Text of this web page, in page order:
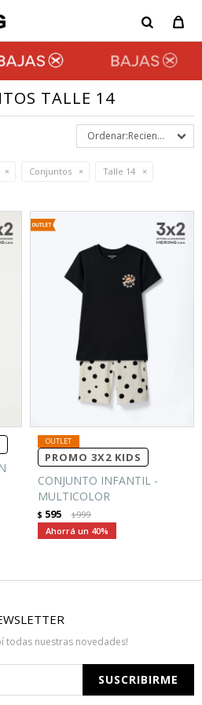
TALLE 14
Recientes
Conjuntos Talle 14
PROMO 3X2 KIDS
CONJUNTO INFANTIL -
MULTICOLOR
$ 595 $999
40
todas nuestras novedades!
SUSCRIBIRME